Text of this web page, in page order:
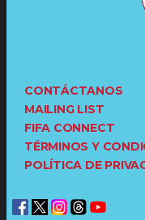
CONTÁCTANOS
MAILING LIST
FIFA CONNECT
TÉRMINOS Y
POLÍTICA DE